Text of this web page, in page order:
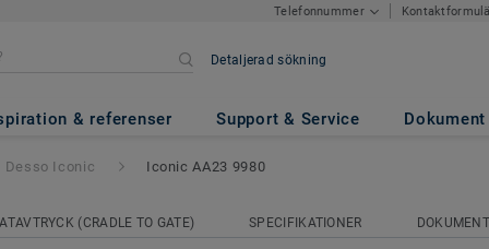
Telefonnummer
Detaljerad sökning
& referenser Support & Service Dokument
AA23 9980
Desso Iconic Iconic AA23 9980
(CRADLE TO GATE) SPECIFIKATIONER